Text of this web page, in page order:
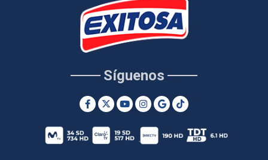
Síguenos